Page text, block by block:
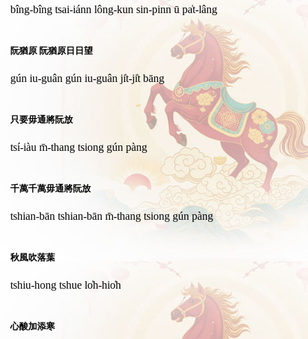
bîng-bîng tsai-iánn lông-kun sin-pinn ū pa̍t-lâng
阮猶原 阮猶原日日望
gún iu-guân gún iu-guân ji̍t-ji̍t bāng
只要毋通將阮放
tsí-iàu m̄-thang tsiong gún pàng
千萬千萬毋通將阮放
tshian-bān tshian-bān m̄-thang tsiong gún pàng
秋風吹落葉
tshiu-hong tshue lo̍h-hio̍h
心酸加添寒